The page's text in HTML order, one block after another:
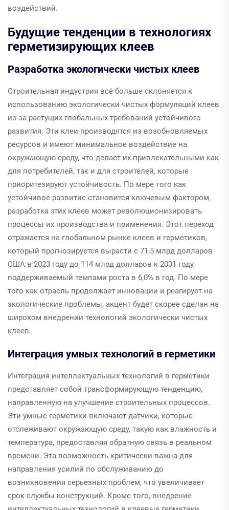
воздействий.
Будущие тенденции в технологиях
герметизирующих клеев
Разработка экологически чистых клеев
Строительная индустрия всё больше склоняется к
использованию экологически чистых формуляций клеев
из-за растущих глобальных требований устойчивого
развития. Эти клеи производятся из возобновляемых
ресурсов и имеют минимальное воздействие на
окружающую среду, что делает их привлекательными как
для потребителей, так и для строителей, которые
приоритезируют устойчивость. По мере того как
устойчивое развитие становится ключевым фактором,
разработка этих клеев может революционизировать
процессы их производства и применения. Этот переход
отражается на глобальном рынке клеев и герметиков,
который прогнозируется вырасти с 71,5 млрд долларов
США в 2023 году до 114 млрд долларов к 2031 году,
поддерживаемый темпами роста в 6,0% в год. По мере
того как отрасль продолжает инновации и реагирует на
экологические проблемы, акцент будет скорее сделан на
широком внедрении технологий экологически чистых
клеев.
Интеграция умных технологий в герметики
Интеграция интеллектуальных технологий в герметики
представляет собой трансформирующую тенденцию,
направленную на улучшение строительных процессов.
Эти умные герметики включают датчики, которые
отслеживают окружающую среду, такую как влажность и
температура, предоставляя обратную связь в реальном
времени. Эта возможность критически важна для
направления усилий по обслуживанию до
возникновения серьезных проблем, что увеличивает
срок службы конструкций. Кроме того, внедрение